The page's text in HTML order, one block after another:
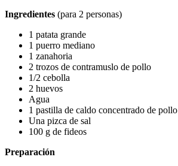
Ingredientes (para 2 personas)
1 patata grande
1 puerro mediano
1 zanahoria
2 trozos de contramuslo de pollo
1/2 cebolla
2 huevos
Agua
1 pastilla de caldo concentrado de pollo
Una pizca de sal
100 g de fideos
Preparación